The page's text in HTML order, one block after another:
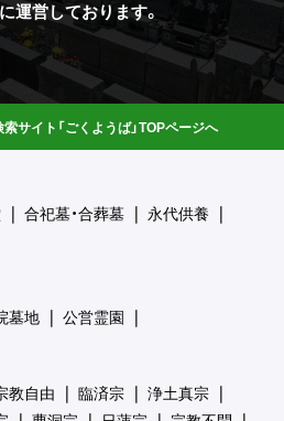
運営しております。
サイト「ごくようば」TOPページへ
合祀墓・合葬墓
永代供養
墓地 公営霊園
教自由 臨済宗
浄土真宗